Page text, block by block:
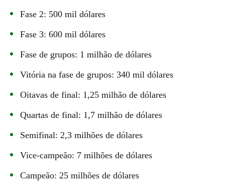
Fase 2: 500 mil dólares
Fase 3: 600 mil dólares
Fase de grupos: 1 milhão de dólares
Vitória na fase de grupos: 340 mil dólares
Oitavas de final: 1,25 milhão de dólares
Quartas de final: 1,7 milhão de dólares
Semifinal: 2,3 milhões de dólares
Vice-campeão: 7 milhões de dólares
Campeão: 25 milhões de dólares